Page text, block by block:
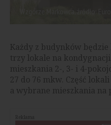
Każdy z budynków będzie
trzy lokale na
mieszkania 2-, 3- i 4-
27 do 76 mkw. Część
a wybrane mieszkania
Reklama